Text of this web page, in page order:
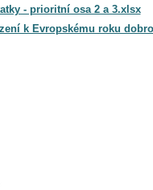
- prioritní osa 2 a 3.xlsx
k Evropskému roku